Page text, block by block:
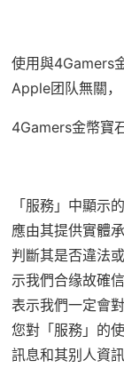
使用與4Gamers
Apple团队無關，
4Gamers金幣寶
「服務」中顯示
應由其提供實體
判斷其是否違法
示我們合缘故確
表示我們一定會
您對「服務」的
訊息和其别人資